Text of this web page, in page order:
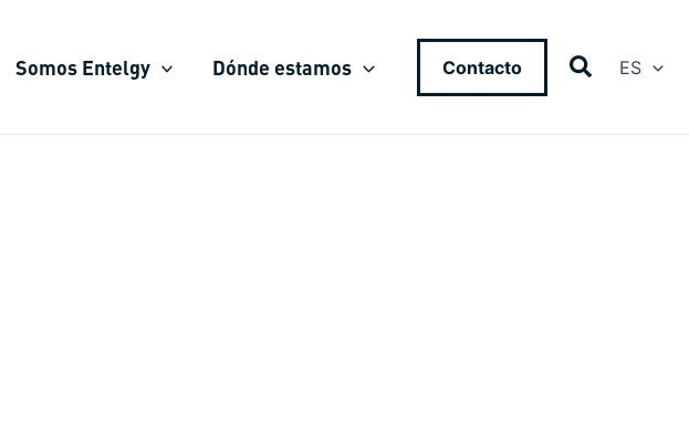
Somos Entelgy Dónde estamos Contacto ES